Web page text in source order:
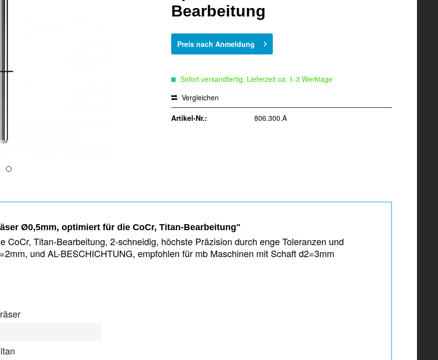
Bearbeitung
Preis nach Anmeldung
Sofort versandfertig, Lieferzeit ca. 1-3 Werktage
Vergleichen
Artikel-Nr.: 806.300.A
Ø0,5mm, optimiert für die CoCr, Titan-Bearbeitung"
Titan-Bearbeitung, 2-schneidig, höchste Präzision durch enge Toleranzen und
und AL-BESCHICHTUNG, empfohlen für mb Maschinen mit Schaft d2=3mm